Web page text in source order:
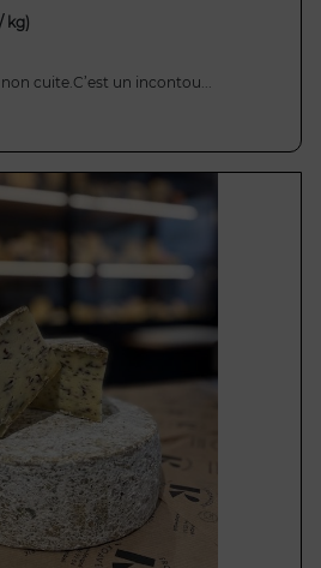
kg)
cuite.C’est un incontou...